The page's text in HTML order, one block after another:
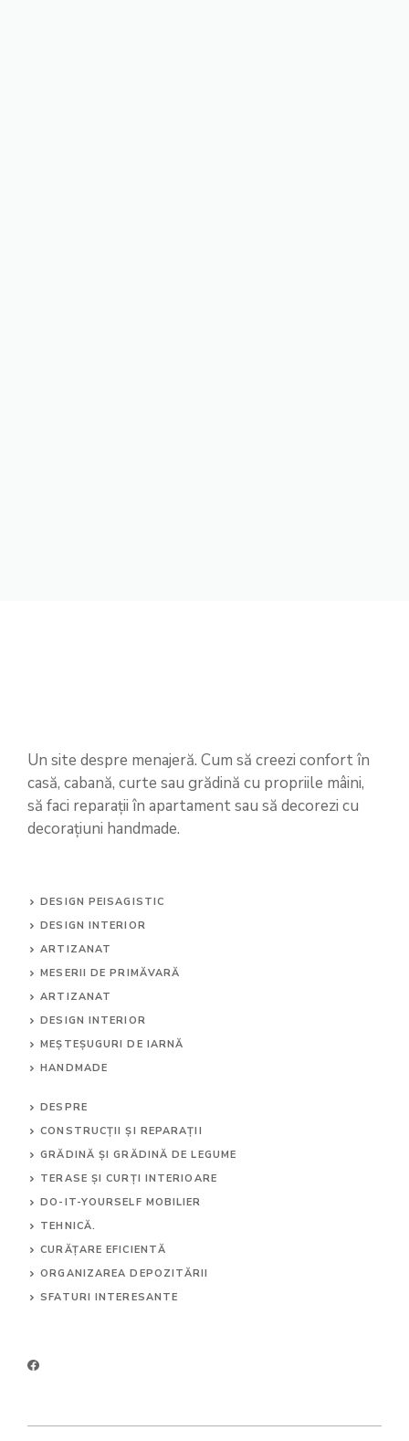
Un site despre menajeră. Cum să creezi confort în
casă, cabană, curte sau grădină cu propriile mâini,
să faci reparații în apartament sau să decorezi cu
decorațiuni handmade.
DESIGN PEISAGISTIC
DESIGN INTERIOR
ARTIZANAT
MESERII DE PRIMĂVARĂ
ARTIZANAT
DESIGN INTERIOR
MEȘTEȘUGURI DE IARNĂ
HANDMADE
DESPRE
CONSTRUCȚII ȘI REPARAȚII
GRĂDINĂ ȘI GRĂDINĂ DE LEGUME
TERASE ȘI CURȚI INTERIOARE
DO-IT-YOURSELF MOBILIER
TEHNICĂ.
CURĂȚARE EFICIENTĂ
ORGANIZAREA DEPOZITĂRII
SFATURI INTERESANTE